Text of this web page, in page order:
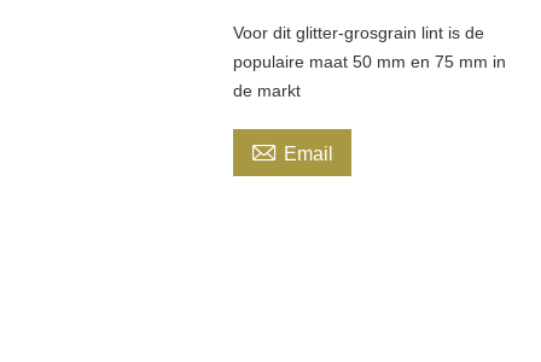
Voor dit glitter-grosgrain lint is de
populaire maat 50 mm en 75 mm in
de markt
 Email